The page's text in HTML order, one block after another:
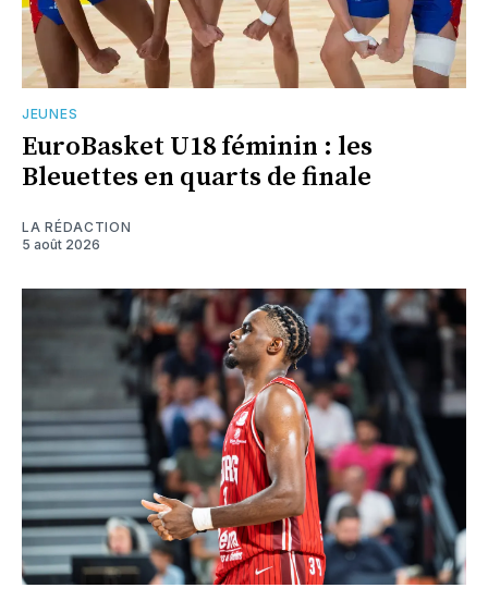
JEUNES
EuroBasket U18 féminin : les
Bleuettes en quarts de finale
LA RÉDACTION
5 août 2026